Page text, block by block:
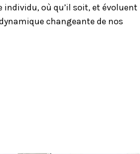
individu, où qu’il soit, et évoluent
changeante de nos